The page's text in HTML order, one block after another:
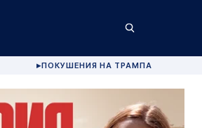
▶ПОКУШЕНИЯ НА ТРАМПА